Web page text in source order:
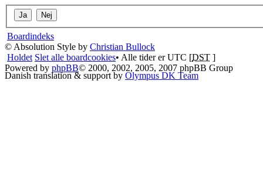
Boardindeks
© Absolution Style by Christian Bullock
Holdet Slet alle boardcookies• Alle tider er UTC [DST ]
Powered by phpBB© 2000, 2002, 2005, 2007 phpBB Group
Danish translation & support by Olympus DK Team